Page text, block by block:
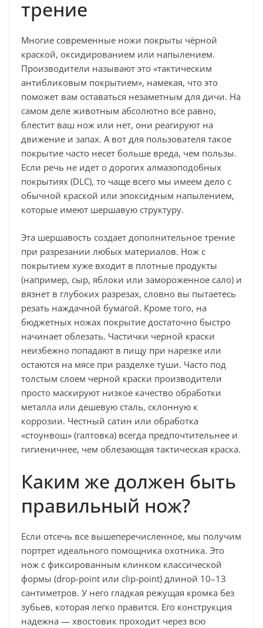
трение
Многие современные ножи покрыты чёрной
краской, оксидированием или напылением.
Производители называют это «тактическим
антибликовым покрытием», намекая, что это
поможет вам оставаться незаметным для дичи. На
самом деле животным абсолютно все равно,
блестит ваш нож или нет, они реагируют на
движение и запах. А вот для пользователя такое
покрытие часто несет больше вреда, чем пользы.
Если речь не идет о дорогих алмазоподобных
покрытиях (DLC), то чаще всего мы имеем дело с
обычной краской или эпоксидным напылением,
которые имеют шершавую структуру.
Эта шершавость создает дополнительное трение
при разрезании любых материалов. Нож с
покрытием хуже входит в плотные продукты
(например, сыр, яблоки или замороженное сало) и
вязнет в глубоких разрезах, словно вы пытаетесь
резать наждачной бумагой. Кроме того, на
бюджетных ножах покрытие достаточно быстро
начинает облезать. Частички черной краски
неизбежно попадают в пищу при нарезке или
остаются на мясе при разделке туши. Часто под
толстым слоем черной краски производители
просто маскируют низкое качество обработки
металла или дешевую сталь, склонную к
коррозии. Честный сатин или обработка
«стоунвош» (галтовка) всегда предпочтительнее и
гигиеничнее, чем облезающая тактическая краска.
Каким же должен быть
правильный нож?
Если отсечь все вышеперечисленное, мы получим
портрет идеального помощника охотника. Это
нож с фиксированным клинком классической
формы (drop-point или clip-point) длиной 10–13
сантиметров. У него гладкая режущая кромка без
зубьев, которая легко правится. Его конструкция
надежна — хвостовик проходит через всю